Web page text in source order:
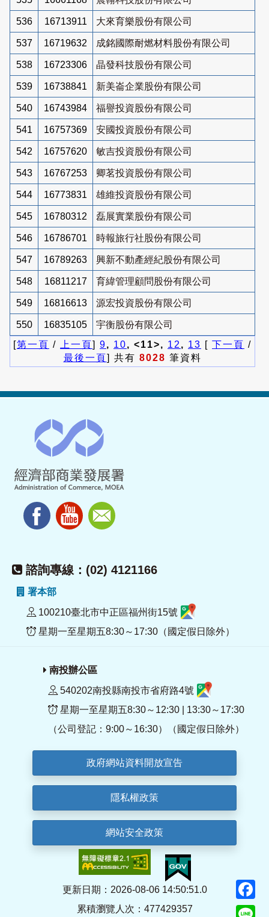
536 16713911 大來育樂股份有限公司
537 16719632 成銘國際耐燃材料股份有限公司
538 16723306 晶發科技股份有限公司
539 16738841 新美崙企業股份有限公司
540 16743984 福譽投資股份有限公司
541 16757369 安國投資股份有限公司
542 16757620 敏吉投資股份有限公司
543 16767253 卿茗投資股份有限公司
544 16773831 雄維投資股份有限公司
545 16780312 磊展實業股份有限公司
546 16786701 時報旅行社股份有限公司
547 16789263 興新不動產經紀股份有限公司
548 16811217 育緯管理顧問股份有限公司
549 16816613 源宏投資股份有限公司
550 16835105
宇衡股份有限公司
[第一頁 / 上一頁] 9, 10, <11>, 12 , 13 [ 下一頁 /
最後一頁] 共有 8028 筆資料
諮詢專線：(02) 4121166
署本部
100210臺北市中正區福州街15號
星期一至星期五8:30～17:30（國定假日除外）
南投辦公區
540202南投縣南投市省府路4號
星期一至星期五8:30～12:30 | 13:30～17:30
（公司登記：9:00～16:30）（國定假日除外）
政府網站資料開放宣告
隱私權政策
網站安全政策
更新日期：2026-08-06 14:50:51.0
累積瀏覽人次：477429357